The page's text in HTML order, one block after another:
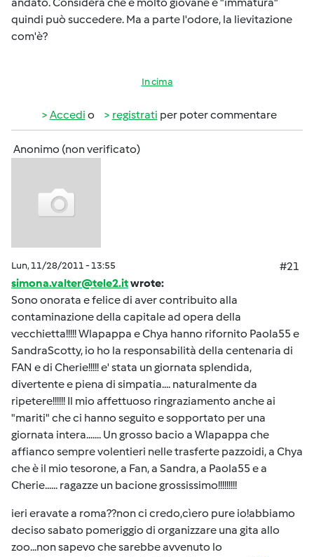
quindi può succedere. Ma a parte l'odore, la lievitazione
com'è?
In cima
Accedi o registrati per poter commentare
Anonimo (non verificato)
Lun, 11/28/2011 - 13:55
#21
simona.valter@tele2.itwrote:
Sono onorata e felice di aver contribuito alla
contaminazione della capitale ad opera della
vecchietta!!!!! Wlapappa e Chya hanno rifornito Paola55 e
SandraScotty, io ho la responsabilità della centenaria di
FAN e di Cherie!!!!! e' stata un giornata splendida,
divertente e piena di simpatia.... naturalmente da
ripetere!!!!!! Il mio affettuoso ringraziamento anche ai
"mariti" che ci hanno seguito e sopportato per una
giornata intera....... Un grosso bacio a Wlapappa che
affianco sempre volentieri nelle trasferte pazzoidi, a Chya
che è il mio tesorone, a Fan, a Sandra, a Paola55 e a
Cherie...... ragazze un bacione grossissimo!!!!!!!!!
ieri eravate a roma??non ci credo,cìero pure io!abbiamo
deciso sabato pomeriggio di organizzare una gita allo
zoo...non sapevo che sarebbe avvenuto lo